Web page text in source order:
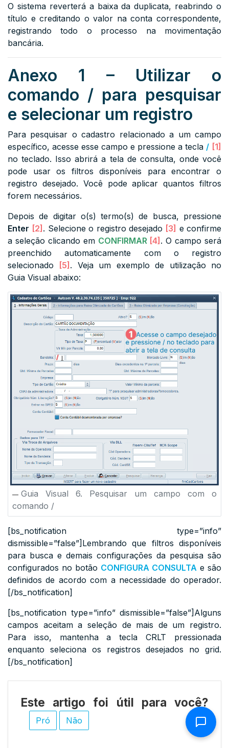
O sistema reverterá a baixa da duplicata, reabrindo o
título e creditando o valor na conta correspondente,
registrando todo o processo na movimentação
bancária.
Anexo 1 – Utilizar o
comando / para pesquisar
e selecionar um registro
Para pesquisar o cadastro relacionado a um campo
específico, acesse esse campo e pressione a tecla / [1]
no teclado. Isso abrirá a tela de consulta, onde você
pode usar os filtros disponíveis para encontrar o
registro desejado. Você pode aplicar quantos filtros
forem necessários.
Depois de digitar o(s) termo(s) de busca, pressione
Enter [2]. Selecione o registro desejado [3] e confirme
a seleção clicando em CONFIRMAR [4]. O campo será
preenchido automaticamente com o registro
selecionado [5]. Veja um exemplo de utilização no
Guia Visual abaixo:
Guia Visual 6. Pesquisar um campo com o
comando /
[bs_notification type=”info”
dismissible=”false”]Lembrando que filtros disponíveis
para busca e demais configurações da pesquisa são
configurados no botão CONFIGURA CONSULTA e são
definidos de acordo com a necessidade do operador.
[/bs_notification]
[bs_notification type=”info” dismissible=”false”]Alguns
campos aceitam a seleção de mais de um registro.
Para isso, mantenha a tecla CRLT pressionada
enquanto seleciona os registros desejados no grid.
[/bs_notification]
Este artigo foi útil para você?
Pró Não